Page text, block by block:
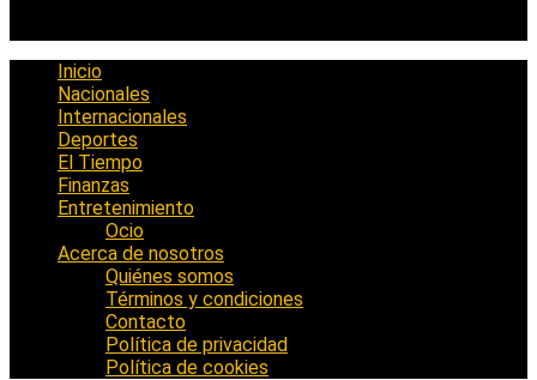
Inicio
Nacionales
Internacionales
Deportes
El Tiempo
Finanzas
Entretenimiento
Ocio
Acerca de nosotros
Quiénes somos
Términos y condiciones
Contacto
Política de privacidad
Política de cookies